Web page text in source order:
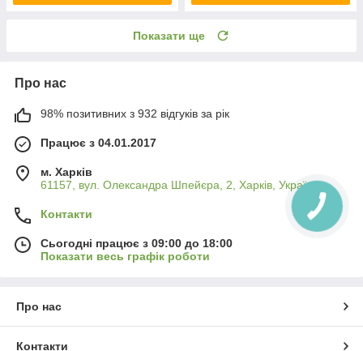
Показати ще
Про нас
98% позитивних з 932 відгуків за рік
Працює з 04.01.2017
м. Харків
61157, вул. Олександра Шпейєра, 2, Харків, Україна
Контакти
Сьогодні працює з 09:00 до 18:00
Показати весь графік роботи
Про нас
Контакти